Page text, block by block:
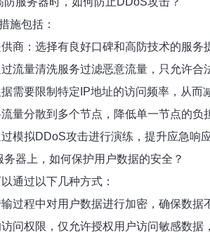
施包括：
商：选择有良好口碑和高防技术的服务
流量清洗服务过滤恶意流量，只允许合
需要限制特定IP地址的访问频率，从而
量分散到多个节点，降低单一节点的负
模拟DDoS攻击进行演练，提升应急响应
务器上，如何保护用户数据的安全？
通过以下几种方式：
过程中对用户数据进行加密，确保数据
问权限，仅允许授权用户访问敏感数据